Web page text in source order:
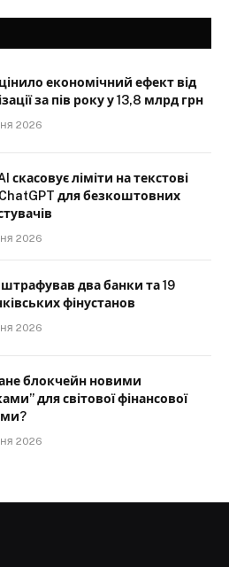
економічний ефект від
за пів року у 13,8 млрд грн
2026
скасовує ліміти на текстові
для безкоштовних
2026
два банки та 19
фінустанов
2026
блокчейн новими
для світової фінансової
2026